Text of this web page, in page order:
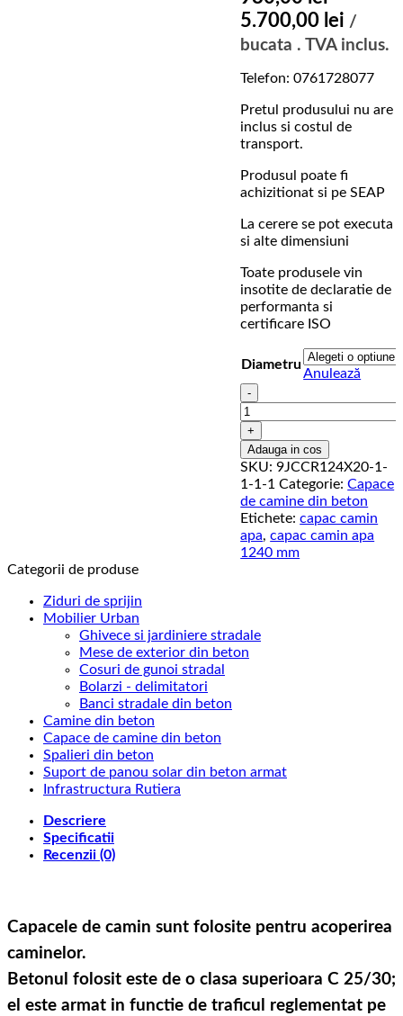
5.700,00 lei
de
până
la
/
bucata . TVA inclus.
Telefon: 0761728077
Pretul produsului nu are
inclus si costul de
transport.
Produsul poate fi
achizitionat si pe SEAP
La cerere se pot executa
si alte dimensiuni
Toate produsele vin
insotite de declaratie de
performanta si
certificare ISO
Diametru
Anulează
Cantitate
Capac
carosabil
pentru
camin
rotund
din
beton
cu
rama
de
si
Adauga in cos
SKU: 9JCCR124X20-1-
1-1-1 Categorie:Capace
de camine din beton
Etichete:capac camin
apa,capac camin apa
1240 mm
Categorii de produse
Ziduri de sprijin
Mobilier Urban
Ghivece si jardiniere stradale
Mese de exterior din beton
Cosuri de gunoi stradal
Bolarzi - delimitatori
Banci stradale din beton
Camine din beton
Capace de camine din beton
Spalieri din beton
Suport de panou solar din beton armat
Infrastructura Rutiera
Descriere
Specificatii
Recenzii (0)
Capacele de camin sunt folosite pentru acoperirea
caminelor.
Betonul folosit este de o clasa superioara C 25/30;
el este armat in functie de traficul reglementat pe